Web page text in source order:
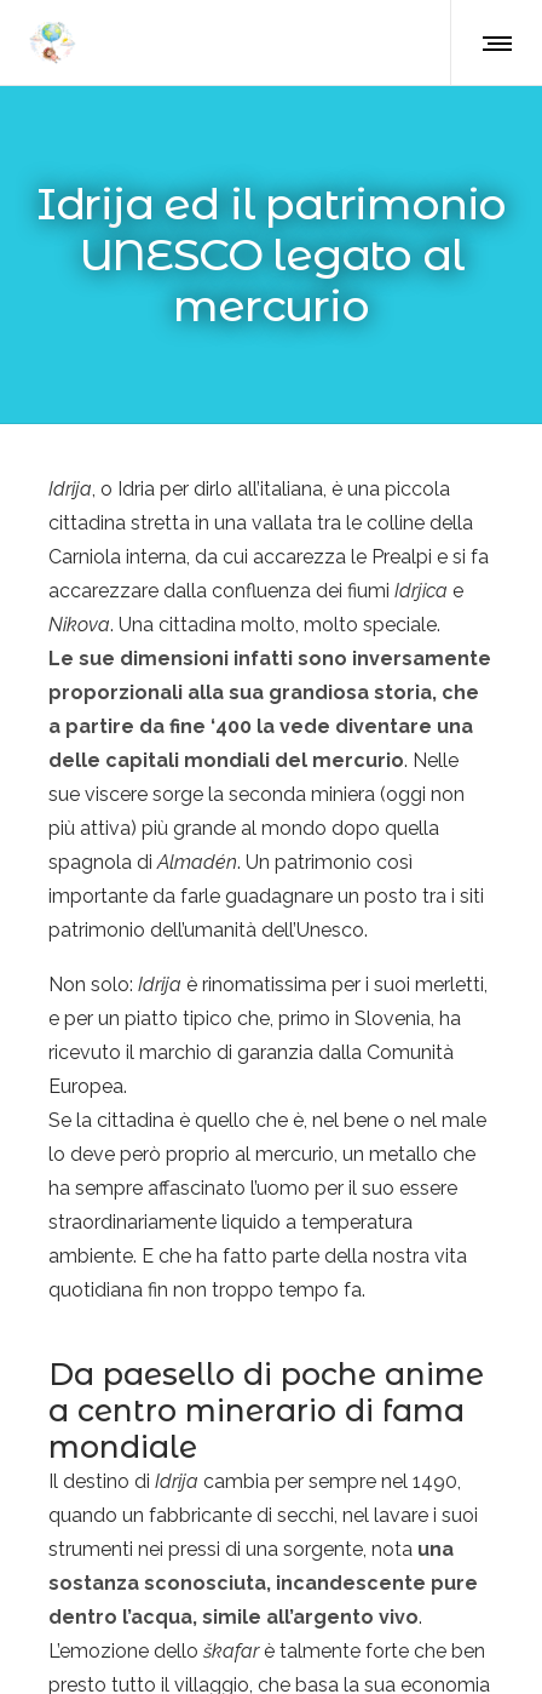
Idrija ed il patrimonio
UNESCO legato al
mercurio
Idrija, o Idria per dirlo all’italiana, è una piccola
cittadina stretta in una vallata tra le colline della
Carniola interna, da cui accarezza le Prealpi e si fa
accarezzare dalla confluenza dei fiumi Idrjica e
Nikova. Una cittadina molto, molto speciale.
Le sue dimensioni infatti sono inversamente
proporzionali alla sua grandiosa storia, che
a partire da fine ‘400 la vede diventare una
delle capitali mondiali del mercurio. Nelle
sue viscere sorge la seconda miniera (oggi non
più attiva) più grande al mondo dopo quella
spagnola diAlmadén. Un patrimonio così
importante da farle guadagnare un posto tra i siti
patrimonio dell’umanità dell’Unesco.
Non solo: Idrija è rinomatissima per i suoi merletti,
e per un piatto tipico che, primo in Slovenia, ha
ricevuto il marchio di garanzia dalla Comunità
Europea.
Se la cittadina è quello che è, nel bene o nel male
lo deve però proprio al mercurio, un metallo che
ha sempre affascinato l’uomo per il suo essere
straordinariamente liquido a temperatura
ambiente. E che ha fatto parte della nostra vita
quotidiana fin non troppo tempo fa.
Da paesello di poche anime
a centro minerario di fama
mondiale
Il destino di Idrija cambia per sempre nel 1490,
quando un fabbricante di secchi, nel lavare i suoi
strumenti nei pressi di una sorgente, nota una
sostanza sconosciuta, incandescente pure
dentro l’acqua, simile all’argento vivo.
L’emozione dello škafarè talmente forte che ben
presto tutto il villaggio, che basa la sua economia